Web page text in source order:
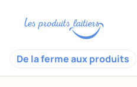
De la ferme aux produits